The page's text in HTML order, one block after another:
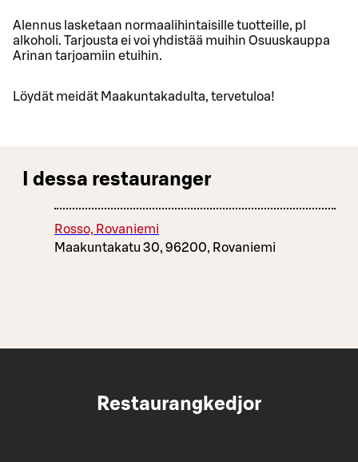
Alennus lasketaan normaalihintaisille tuotteille, pl
alkoholi. Tarjousta ei voi yhdistää muihin Osuuskauppa
Arinan tarjoamiin etuihin.
Löydät meidät Maakuntakadulta, tervetuloa!
I dessa restauranger
Rosso, Rovaniemi
Maakuntakatu 30, 96200, Rovaniemi
Restaurangkedjor